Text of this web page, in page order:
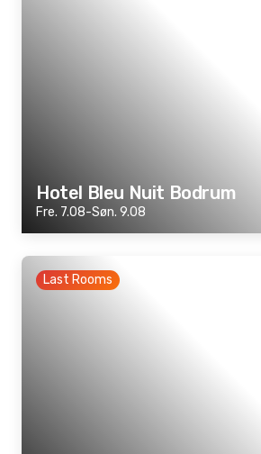
Hotel Bleu Nuit Bodrum
Fre. 7.08-Søn. 9.08
Last Rooms